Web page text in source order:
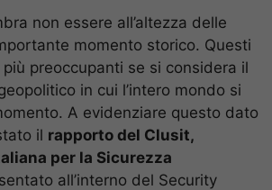
non essere all’altezza delle
momento storico. Questi
preoccupanti se si considera il
in cui l’intero mondo si
A evidenziare questo dato
il rapporto del Clusit,
per la Sicurezza
all’interno del Security